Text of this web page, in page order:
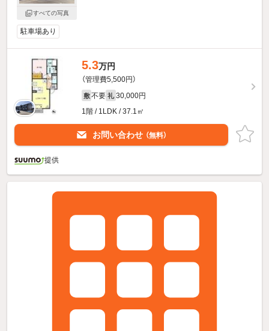
すべての写真
駐車場あり
5.3万円
（管理費5,500円）
敷 不要 礼 30,000円
1階 / 1LDK / 37.1㎡
お問い合わせ （無料）
提供